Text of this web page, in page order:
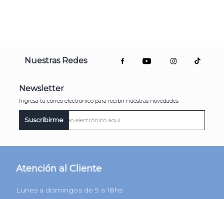
Nuestras Redes
Newsletter
Ingresá tu correo electrónico para recibir nuestras novedades
Suscribirme
Atención al Cliente
Lunes a domingos de 9 a 18hs